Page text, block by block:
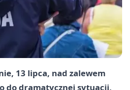
13 lipca, nad zalewem
do dramatycznej sytuacji,